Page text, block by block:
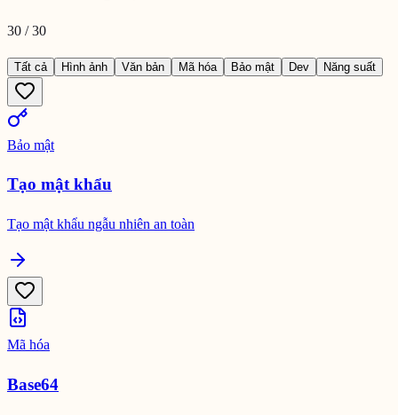
30 /30
Tất cả Hình ảnh Văn bản Mã hóa Bảo mật Dev Năng suất
Bảo mật
Tạo mật khẩu
Tạo mật khẩu ngẫu nhiên an toàn
Mã hóa
Base64